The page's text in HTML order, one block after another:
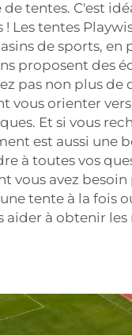
tentes. C'est
Les tentes
de sports, en
proposent des
pas non plus
vous orienter
Et si vous
est aussi une
à toutes vos
vous avez besoin
tente à la fois
aider à obtenir